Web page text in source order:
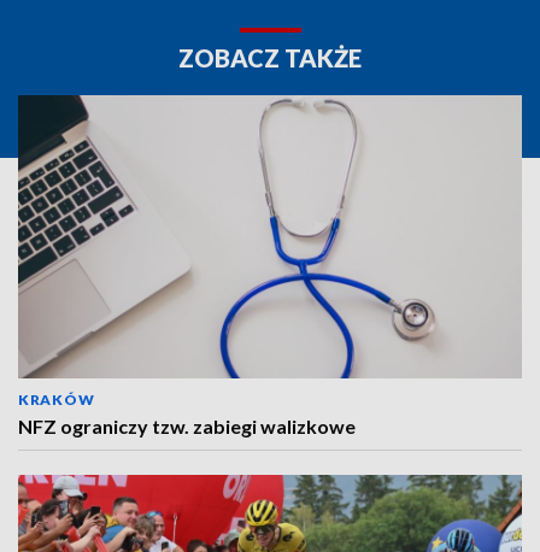
ZOBACZ TAKŻE
KRAKÓW
NFZ ograniczy tzw. zabiegi walizkowe